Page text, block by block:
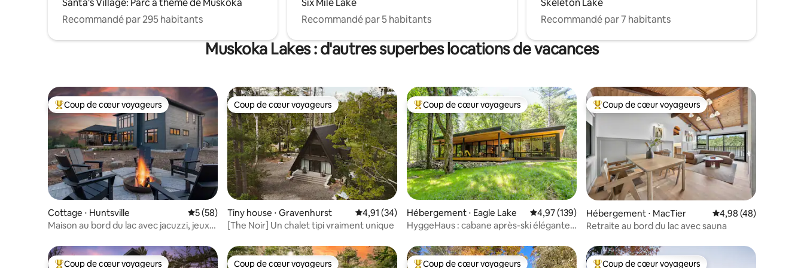
Santa's Village: Parc à thème de Muskoka
Recommandé par 295 habitants
Six Mile Lake
Recommandé par 5 habitants
Skeleton Lake
Recommandé par 7 habitants
Muskoka Lakes : d'autres superbes locations de vacances
Coups de cœur voyageurs les plus appréciés
Coup de cœur voyageurs
Cottage ⋅ Huntsville Évaluation moyenne sur la base de 58 commentaires : 5 sur 5
5 (58)
Maison au bord du lac avec jacuzzi, jeux
Coup de cœur voyageurs
Coup de cœur voyageurs
Tiny house ⋅ Gravenhurst Évaluation moyenne sur la base de 34 commentaires : 4,91 sur 5
4,91 (34)
[The Noir] Un chalet tipi vraiment unique
Coups de cœur voyageurs les plus appréciés
Coup de cœur voyageurs
Hébergement ⋅ Eagle Lake Évaluation moyenne sur la base de 139 commentaires : 4,97 sur 5
4,97 (139)
HyggeHaus : cabane après-ski élégante,
Coups de cœur voyageurs les plus appréciés
Coup de cœur voyageurs
Hébergement ⋅ MacTier Évaluation moyenne
4,98 (48)
Retraite au bord du lac avec sauna
Coup de cœur voyageurs Coup de cœur voyageurs Coup de cœur voyageurs Coup de cœur voyageurs